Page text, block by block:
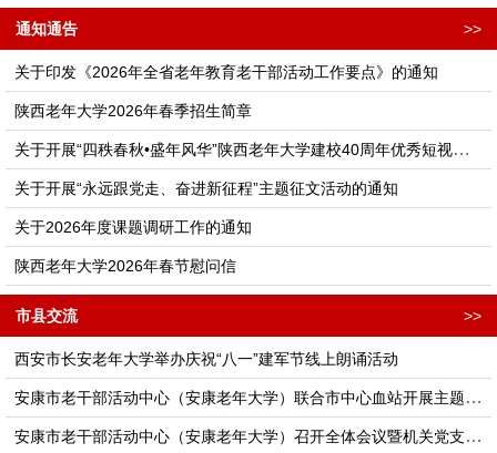
>>
通知通告
关于印发《2026年全省老年教育老干部活动工作要点》的通知
陕西老年大学2026年春季招生简章
关于开展“四秩春秋•盛年风华”陕西老年大学建校40周年优秀短视频征集活动的通知
关于开展“永远跟党走、奋进新征程”主题征文活动的通知
关于2026年度课题调研工作的通知
陕西老年大学2026年春节慰问信
>>
市县交流
西安市长安老年大学举办庆祝“八一”建军节线上朗诵活动
安康市老干部活动中心（安康老年大学）联合市中心血站开展主题党日活动
安康市老干部活动中心（安康老年大学）召开全体会议暨机关党支部理论学习会议